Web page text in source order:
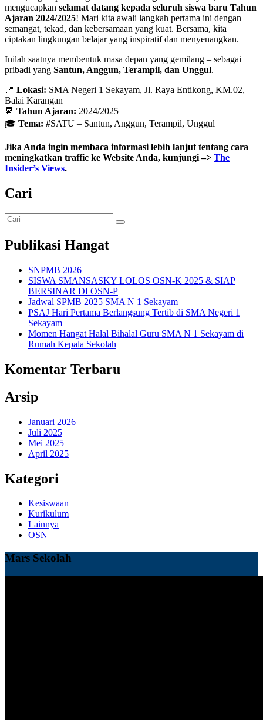
mengucapkan selamat datang kepada seluruh siswa baru Tahun
Ajaran 2024/2025! Mari kita awali langkah pertama ini dengan
semangat, tekad, dan kebersamaan yang kuat. Bersama, kita
ciptakan lingkungan belajar yang inspiratif dan menyenangkan.
Inilah saatnya membentuk masa depan yang gemilang – sebagai
pribadi yang Santun, Anggun, Terampil, dan Unggul.
📍 Lokasi: SMA Negeri 1 Sekayam, Jl. Raya Entikong, KM.02,
Balai Karangan
📆 Tahun Ajaran: 2024/2025
🎓 Tema: #SATU – Santun, Anggun, Terampil, Unggul
Jika Anda ingin membaca informasi lebih lanjut tentang cara
meningkatkan traffic ke Website Anda, kunjungi –> The
Insider’s Views.
Cari
Publikasi Hangat
SNPMB 2026
SISWA SMANSASKY LOLOS OSN-K 2025 & SIAP
BERSINAR DI OSN-P
Jadwal SPMB 2025 SMA N 1 Sekayam
PSAJ Hari Pertama Berlangsung Tertib di SMA Negeri 1
Sekayam
Momen Hangat Halal Bihalal Guru SMA N 1 Sekayam di
Rumah Kepala Sekolah
Komentar Terbaru
Arsip
Januari 2026
Juli 2025
Mei 2025
April 2025
Kategori
Kesiswaan
Kurikulum
Lainnya
OSN
Mars Sekolah